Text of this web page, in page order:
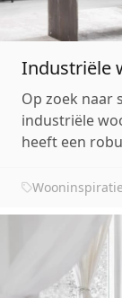
Industriële
Op zoek naar
industriële
heeft een
dat vinden wij
Wooninspiratie